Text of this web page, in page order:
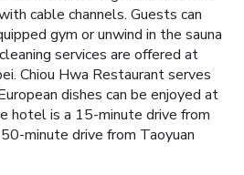
cable channels. Guests can
gym or unwind in the sauna
services are offered at
Chiou Hwa Restaurant serves
dishes can be enjoyed at
hotel is a 15-minute drive from
minute drive from Taoyuan